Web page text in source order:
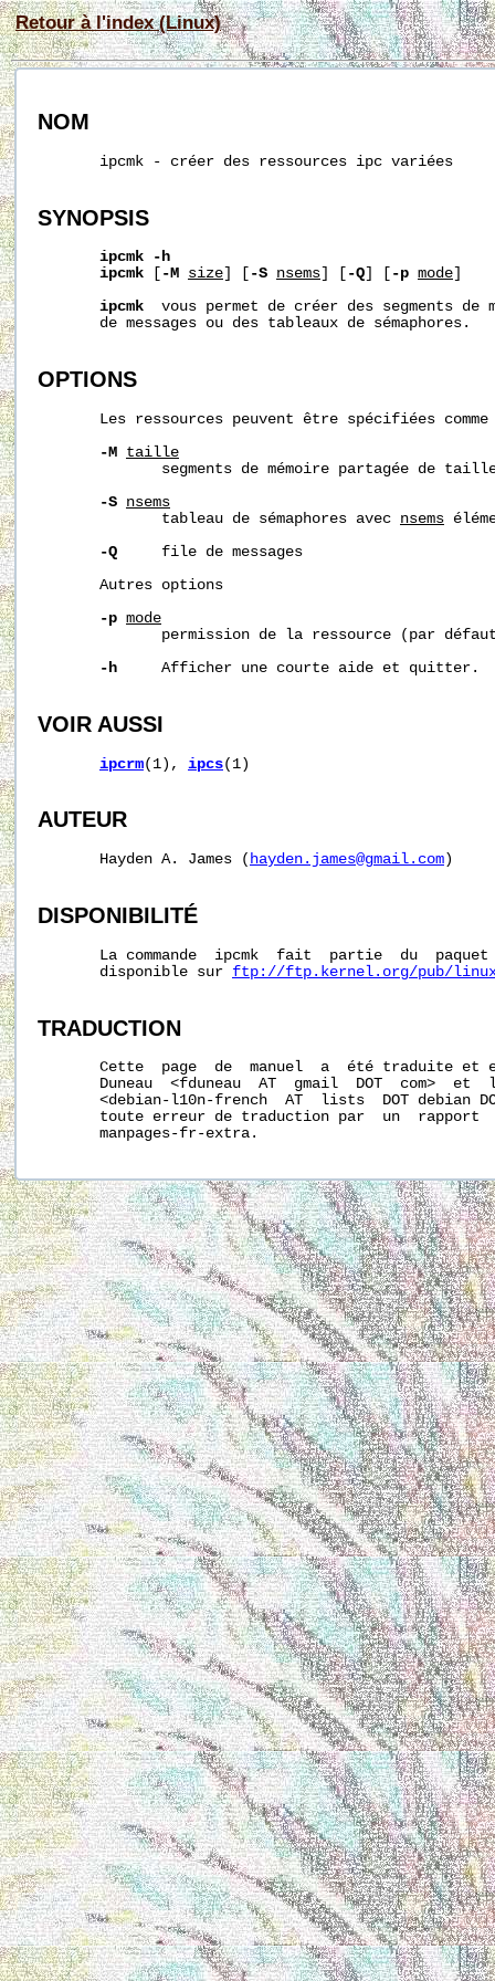
Retour à l'index (Linux)
NOM
       ipcmk - créer des ressources ipc variées
SYNOPSIS
ipcmk
-h
ipcmk
-M size -S nsems -Q -p mode
ipcmk
vous permet de créer des segments de
       de messages ou des tableaux de sémaphores.
OPTIONS
Les ressources peuvent être spécifiées comme
-M
taille
segments de mémoire partagée de
-S nsems
              tableau de sémaphores avec
nsems
-Q
     file de messages
       Autres options
-p mode
permission de la ressource (par
-h
     Afficher une courte aide et quitter.
VOIR AUSSI
ipcrm(1), ipcs(1)
AUTEUR
       Hayden A. James (
hayden.james@gmail.com )
DISPONIBILITÉ
La commande  ipcmk  fait  partie  du
       disponible sur
ftp://ftp.kernel.org/pub/
TRADUCTION
Cette  page  de  manuel  a  été traduite et
Duneau  <fduneau  AT  gmail  DOT  com>  et
<debian-l10n-french  AT  lists  DOT debian
toute erreur de traduction par  un  rapport